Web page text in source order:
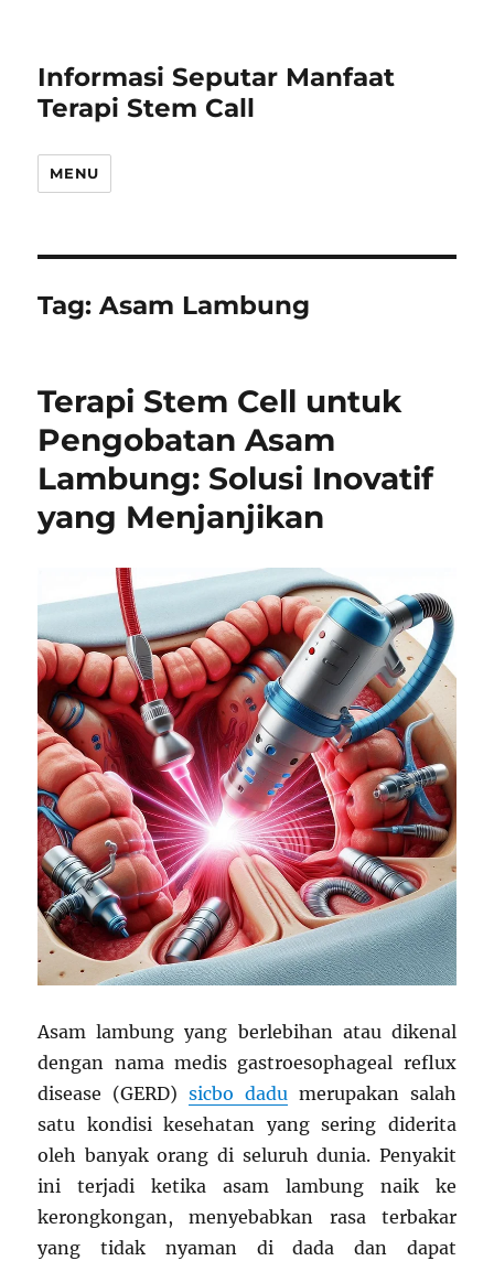
Informasi Seputar Manfaat
Terapi Stem Call
MENU
Tag:Asam Lambung
Terapi Stem Cell untuk
Pengobatan Asam
Lambung: Solusi Inovatif
yang Menjanjikan
Asam lambung yang berlebihan atau dikenal
dengan nama medis gastroesophageal reflux
disease (GERD)sicbo dadumerupakan salah
satu kondisi kesehatan yang sering diderita
oleh banyak orang di seluruh dunia. Penyakit
ini terjadi ketika asam lambung naik ke
kerongkongan, menyebabkan rasa terbakar
yang tidak nyaman di dada dan dapat